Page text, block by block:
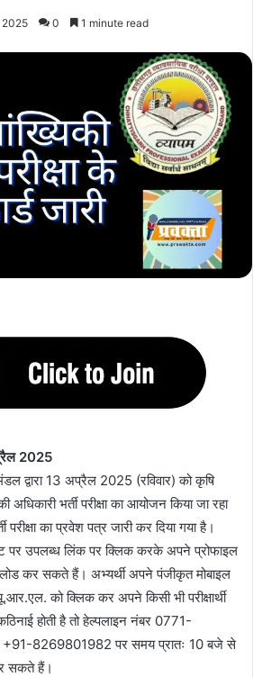
2025 0 1 minute read
2025
मंडल द्वारा 13 अप्रैल 2025 (रविवार) को कृषि
अधिकारी भर्ती परीक्षा का आयोजन किया जा रहा
परीक्षा का प्रवेश पत्र जारी कर दिया गया है।
पर उपलब्ध लिंक पर क्लिक करके अपने प्रोफाइल
कर सकते हैं। अभ्यर्थी अपने पंजीकृत मोबाइल
को क्लिक कर अपने किसी भी परीक्षार्थी
होती है तो हेल्पलाइन नंबर 0771-
+91-8269801982 पर समय प्रातः 10 बजे से
सकते हैं।